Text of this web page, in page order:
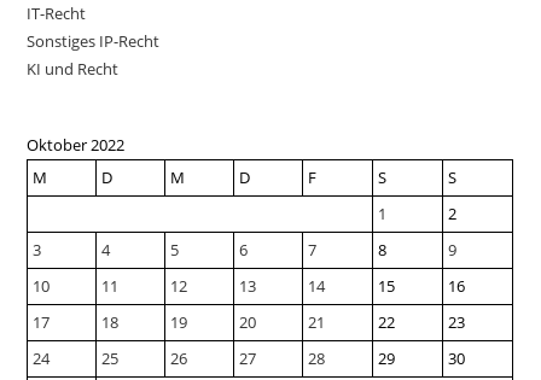
IT-Recht
Sonstiges IP-Recht
KI und Recht
Oktober 2022
M
D M D F S
S
1
2
3
4 5 6 7 8
9
10
11 12 13 14 15
16
17
18 19 20 21 22
23
24
25 26 27 28 29
30